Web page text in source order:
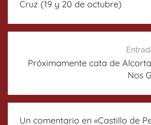
entradas
Cruz (19 y 20 de octubre)
Próximamente cata de
Nos
Un comentario en «Castillo de